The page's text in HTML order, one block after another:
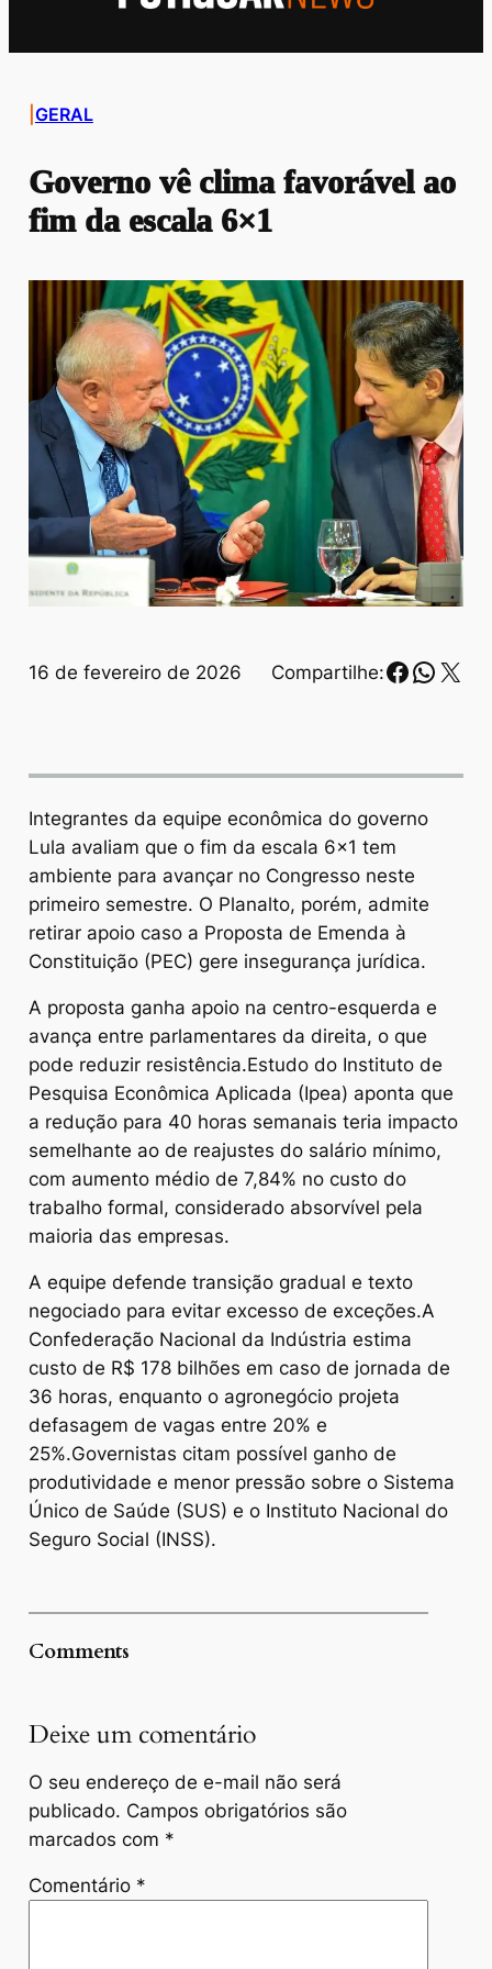
GERAL
Governo vê clima favorável ao
fim da escala 6×1
16 de fevereiro de 2026 Compartilhe: X
Integrantes da equipe econômica do governo
Lula avaliam que o fim da escala 6×1 tem
ambiente para avançar no Congresso neste
primeiro semestre. O Planalto, porém, admite
retirar apoio caso a Proposta de Emenda à
Constituição (PEC) gere insegurança jurídica.
A proposta ganha apoio na centro-esquerda e
avança entre parlamentares da direita, o que
pode reduzir resistência.Estudo do Instituto de
Pesquisa Econômica Aplicada (Ipea) aponta que
a redução para 40 horas semanais teria impacto
semelhante ao de reajustes do salário mínimo,
com aumento médio de 7,84% no custo do
trabalho formal, considerado absorvível pela
maioria das empresas.
A equipe defende transição gradual e texto
negociado para evitar excesso de exceções.A
Confederação Nacional da Indústria estima
custo de R$ 178 bilhões em caso de jornada de
36 horas, enquanto o agronegócio projeta
defasagem de vagas entre 20% e
25%.Governistas citam possível ganho de
produtividade e menor pressão sobre o Sistema
Único de Saúde (SUS) e o Instituto Nacional do
Seguro Social (INSS).
Comments
Deixe um comentário
O seu endereço de e-mail não será
publicado. Campos obrigatórios são
marcados com *
Comentário *